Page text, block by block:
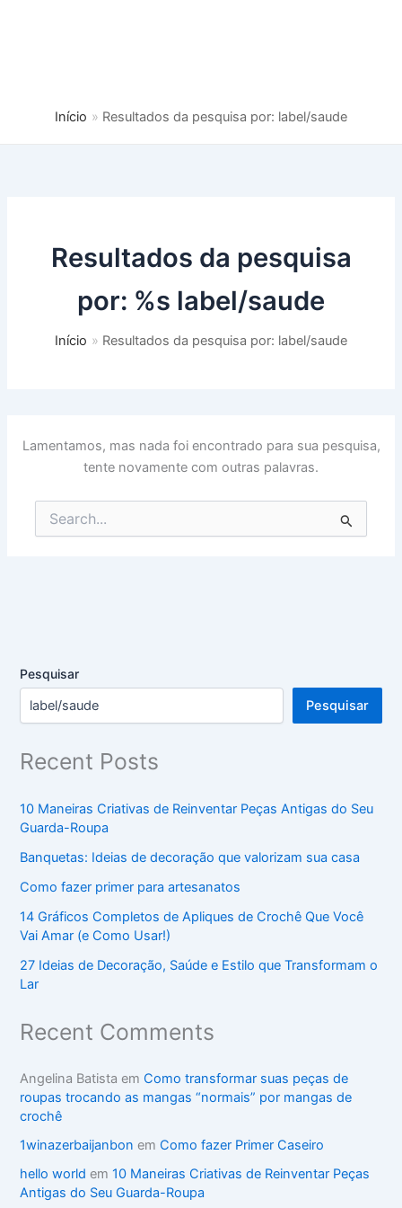
Início Resultados da pesquisa por: label/saude
Resultados da pesquisa
por: %s label/saude
Início Resultados da pesquisa por: label/saude
Lamentamos, mas nada foi encontrado para sua pesquisa,
tente novamente com outras palavras.
por:
Pesquisar
Pesquisar
Recent Posts
10 Maneiras Criativas de Reinventar Peças Antigas do Seu
Guarda-Roupa
Banquetas: Ideias de decoração que valorizam sua casa
Como fazer primer para artesanatos
14 Gráficos Completos de Apliques de Crochê Que Você
Vai Amar (e Como Usar!)
27 Ideias de Decoração, Saúde e Estilo que Transformam o
Lar
Recent Comments
Angelina Batista em Como transformar suas peças de
roupas trocando as mangas “normais” por mangas de
crochê
1winazerbaijanbon em Como fazer Primer Caseiro
hello world em10 Maneiras Criativas de Reinventar Peças
Antigas do Seu Guarda-Roupa